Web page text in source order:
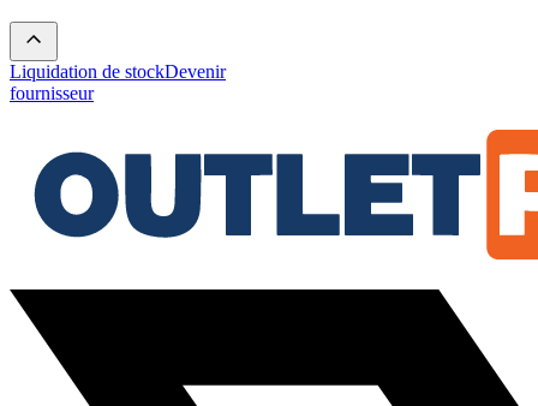
Liquidation de stockDevenir
fournisseur